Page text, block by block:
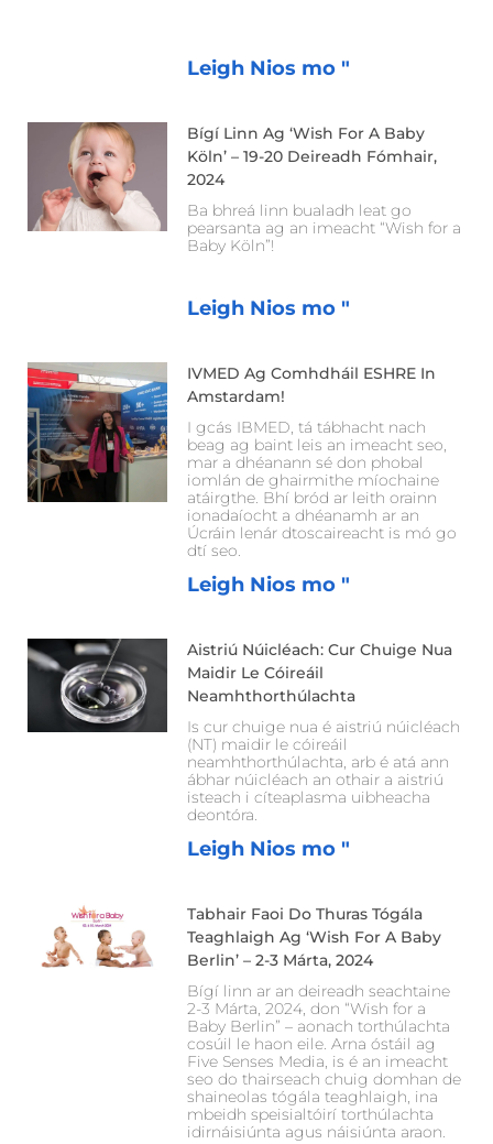
Leigh Nios mo "
Bígí Linn Ag ‘Wish For A Baby
Köln’ – 19-20 Deireadh Fómhair,
2024
Ba bhreá linn bualadh leat go
pearsanta ag an imeacht “Wish for a
Baby Köln”!
Leigh Nios mo "
IVMED Ag Comhdháil ESHRE In
Amstardam!
I gcás IBMED, tá tábhacht nach
beag ag baint leis an imeacht seo,
mar a dhéanann sé don phobal
iomlán de ghairmithe míochaine
atáirgthe. Bhí bród ar leith orainn
ionadaíocht a dhéanamh ar an
Úcráin lenár dtoscaireacht is mó go
dtí seo.
Leigh Nios mo "
Aistriú Núicléach: Cur Chuige Nua
Maidir Le Cóireáil
Neamhthorthúlachta
Is cur chuige nua é aistriú núicléach
(NT) maidir le cóireáil
neamhthorthúlachta, arb é atá ann
ábhar núicléach an othair a aistriú
isteach i cíteaplasma uibheacha
deontóra.
Leigh Nios mo "
Tabhair Faoi Do Thuras Tógála
Teaghlaigh Ag ‘Wish For A Baby
Berlin’ – 2-3 Márta, 2024
Bígí linn ar an deireadh seachtaine
2-3 Márta, 2024, don “Wish for a
Baby Berlin” – aonach torthúlachta
cosúil le haon eile. Arna óstáil ag
Five Senses Media, is é an imeacht
seo do thairseach chuig domhan de
shaineolas tógála teaghlaigh, ina
mbeidh speisialtóirí torthúlachta
idirnáisiúnta agus náisiúnta araon.